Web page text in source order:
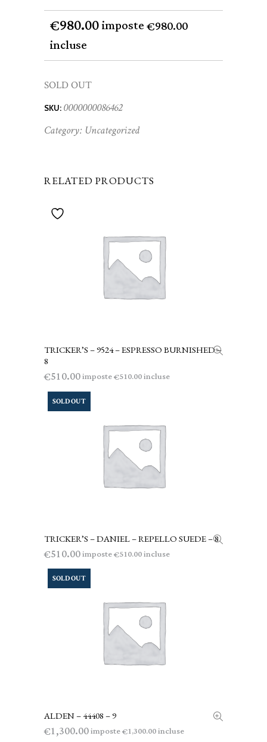
€980.00imposte€980.00
incluse
SOLD OUT
SKU: 0000000086462
Category: Uncategorized
RELATED PRODUCTS
AGGIUNGI AL CARRELLO
TRICKER’S – 9524 – ESPRESSO BURNISHED –
8
€510.00imposte€510.00incluse
SOLD OUT
LEGGI TUTTO
TRICKER’S – DANIEL – REPELLO SUEDE – 8
€510.00imposte€510.00incluse
SOLD OUT
LEGGI TUTTO
ALDEN – 44408 – 9
€1,300.00imposte€1,300.00incluse